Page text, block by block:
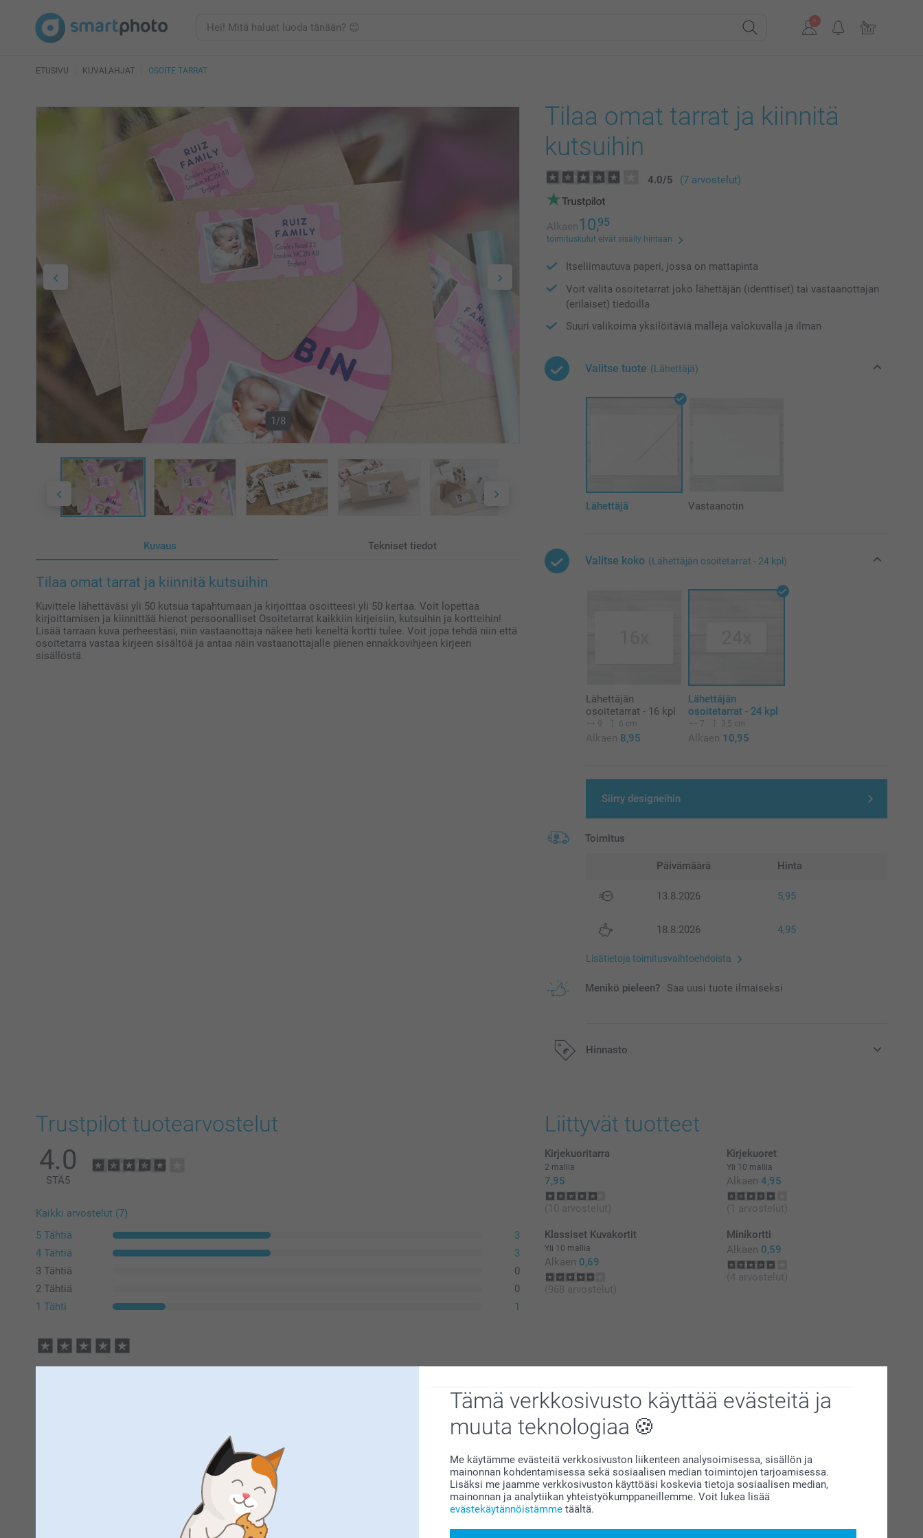
Tämä verkkosivusto käyttää evästeitä ja
muuta teknologiaa
Me käytämme evästeitä verkkosivuston liikenteen analysoimisessa, sisällön ja
mainonnan kohdentamisessa sekä sosiaalisen median toimintojen tarjoamisessa.
Lisäksi me jaamme verkkosivuston käyttöäsi koskevia tietoja sosiaalisen median,
mainonnan ja analytiikan yhteistyökumppaneillemme. Voit lukea lisää
evästekäytännöistämme täältä.
ETUSIVU KUVALAHJAT OSOITE TARRAT
1/8
Kuvaus Tekniset tiedot
Tilaa omat tarrat ja kiinnitä kutsuihin
Kuvittele lähettäväsi yli 50 kutsua tapahtumaan ja kirjoittaa osoitteesi yli 50 kertaa. Voit lopettaa
kirjoittamisen ja kiinnittää hienot persoonalliset Osoitetarrat kaikkiin kirjeisiin, kutsuihin ja kortteihin!
Lisää tarraan kuva perheestäsi, niin vastaanottaja näkee heti keneltä kortti tulee. Voit jopa tehdä niin että
osoitetarra vastaa kirjeen sisältöä ja antaa näin vastaanottajalle pienen ennakkovihjeen kirjeen
sisällöstä.
Tilaa omat tarrat ja kiinnitä
kutsuihin
4.0/5 (7 arvostelut)
Alkaen10,95
toimituskulut eivät sisälly hintaan
Itseliimautuva paperi, jossa on mattapinta
Voit valita osoitetarrat joko lähettäjän (identtiset) tai vastaanottajan
(erilaiset) tiedoilla
Suuri valikoima yksilöitäviä malleja valokuvalla ja ilman
Valitse tuote (Lähettäjä)
Lähettäjä Vastaanotin
Valitse koko (Lähettäjän osoitetarrat - 24 kpl)
Lähettäjän
osoitetarrat - 16 kpl
9 6 cm
Alkaen 8,95
Lähettäjän
osoitetarrat - 24 kpl
7 3,5 cm
Alkaen 10,95
Siirry designeihin
Toimitus
Päivämäärä Hinta
13.8.2026 5,95
18.8.2026 4,95
Lisätietoja toimitusvaihtoehdoista
Menikö pieleen? Saa uusi tuote ilmaiseksi
Hinnasto
Trustpilot tuotearvostelut
4.0
STÄ5
Kaikki arvostelut (7)
5 Tähtiä
3
4 Tähtiä
3
3 Tähtiä
0
2 Tähtiä
0
1 Tähti
1
Lämmin kiitos palautteestasi! Ihana kuulla, että pidät tilaamistasi osoitetarroista – se ilahduttaa
Liittyvät tuotteet
Kirjekuoritarra
2 mallia
7,95
(10 arvostelut)
Kirjekuoret
Yli 10 mallia
Alkaen 4,95
(1 arvostelut)
Klassiset Kuvakortit
Yli 10 mallia
Alkaen 0,69
(968 arvostelut)
Minikortti
Alkaen 0,59
(4 arvostelut)